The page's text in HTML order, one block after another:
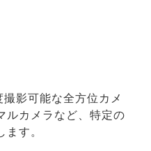
影可能な全方位カメ
ルカメラなど、特定の
ます。